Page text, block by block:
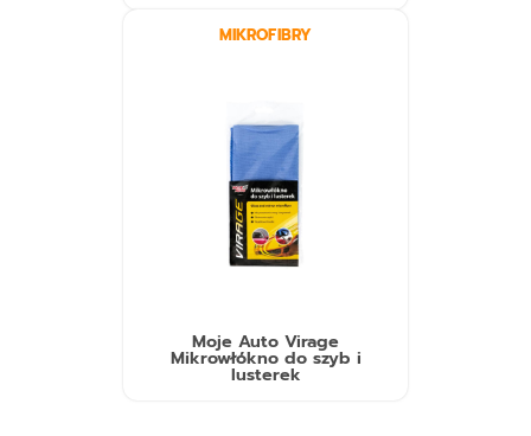
MIKROFIBRY
Moje Auto Virage
Mikrowłókno do szyb i
lusterek